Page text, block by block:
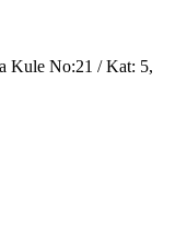
Kule No:21 / Kat: 5,